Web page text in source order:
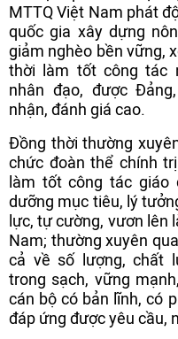
MTTQ Việt Nam phát
quốc gia xây dựng
giảm nghèo bền vững,
thời làm tốt công tác
nhân đạo, được
nhận, đánh giá cao.
Đồng thời thường
chức đoàn thể chính
làm tốt công tác giáo
dưỡng mục tiêu, lý
lực, tự cường, vươn lên
Nam; thường xuyên
cả về số lượng, chất
trong sạch, vững
cán bộ có bản lĩnh, có
đáp ứng được yêu cầu,